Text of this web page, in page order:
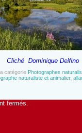
Cliché Dominique Delfino
catégorie Photographes
naturaliste et animalier,
fermés.